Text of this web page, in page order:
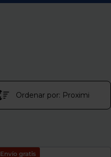
Envío gratis